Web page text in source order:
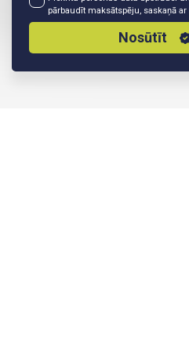
pārbaudīt maksātspēju, saskaņā ar
Nosūtīt